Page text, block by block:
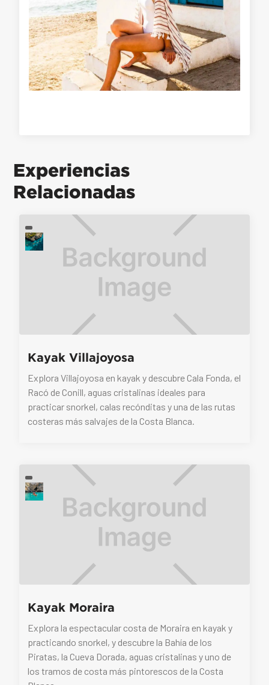
Experiencias
Relacionadas
Kayak Villajoyosa
Explora Villajoyosa en kayak y descubre Cala Fonda, el
Racó de Conill, aguas cristalinas ideales para
practicar snorkel, calas recónditas y una de las rutas
costeras más salvajes de la Costa Blanca.
Kayak Moraira
Explora la espectacular costa de Moraira en kayak y
practicando snorkel, y descubre la Bahía de los
Piratas, la Cueva Dorada, aguas cristalinas y uno de
los tramos de costa más pintorescos de la Costa